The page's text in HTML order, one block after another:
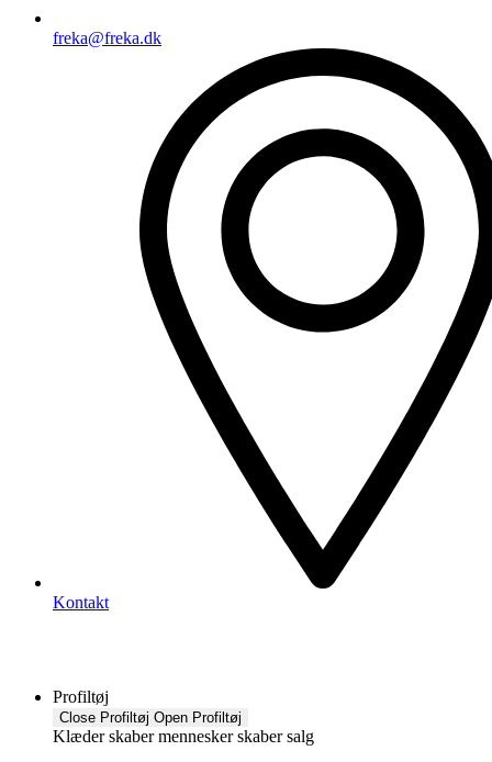
freka@freka.dk
Kontakt
Profiltøj
Close Profiltøj Open Profiltøj
Klæder skaber mennesker skaber salg